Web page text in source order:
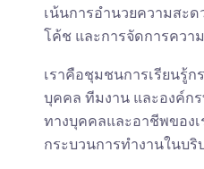
เน้นการอำนวยความสะด
โค้ช และการจัดการควา
เราคือชุมชนการเรียนรู้ก
บุคคล ทีมงาน และองค์ก
ทางบุคคลและอาชีพของ
กระบวนการทำงานในบริ